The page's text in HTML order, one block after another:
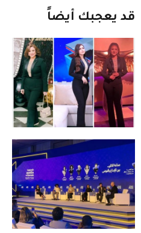
قد يعجبك أيضاً